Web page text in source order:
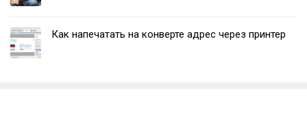
Как напечатать на конверте адрес через принтер